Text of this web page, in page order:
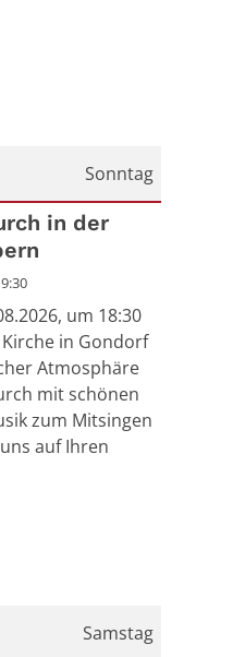
Sonntag
2026in der
um 18:30
in Gondorf
Atmosphäre
mit schönen
zum Mitsingen
auf Ihren
Samstag